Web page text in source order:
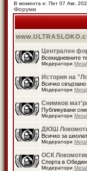
В момента е: Пет 07 Авг,
Форуми
Централен
Всекидневните
Модератори
История на
Всичко
Модератори
Снимков
Публикувани
Модератори
ДЮШ
Всичко за
Модератори
ОСК
Спорта в
Модератори